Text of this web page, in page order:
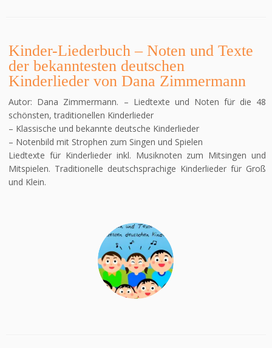
Kinder-Liederbuch – Noten und Texte
der bekanntesten deutschen
Kinderlieder von Dana Zimmermann
Autor: Dana Zimmermann. – Liedtexte und Noten für die 48
schönsten, traditionellen Kinderlieder
– Klassische und bekannte deutsche Kinderlieder
– Notenbild mit Strophen zum Singen und Spielen
Liedtexte für Kinderlieder inkl. Musiknoten zum Mitsingen und
Mitspielen. Traditionelle deutschsprachige Kinderlieder für Groß
und Klein.